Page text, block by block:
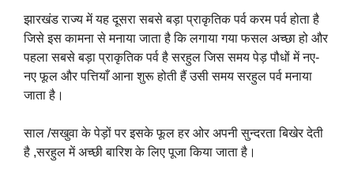
झारखंड राज्य में यह दूसरा सबसे बड़ा प्राकृतिक पर्व करम पर्व होता है
जिसे इस कामना से मनाया जाता है कि लगाया गया फसल अच्छा हो और
पहला सबसे बड़ा प्राकृतिक पर्व है सरहुल जिस समय पेड़ पौधों में नए-
नए फूल और पत्तियाँ आना शुरू होती हैं उसी समय सरहुल पर्व मनाया
जाता है।
साल /सखुवा के पेड़ों पर इसके फूल हर ओर अपनी सुन्दरता बिखेर देती
है ,सरहुल में अच्छी बारिश के लिए पूजा किया जाता है।